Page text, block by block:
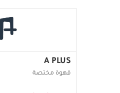
A PLUS
قهوة مختصة